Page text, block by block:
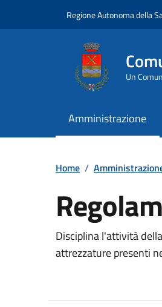
Regione Autonoma della
Un
Amministrazione
Home /
Dettaglio del
Disciplina l'attività
attrezzature presenti